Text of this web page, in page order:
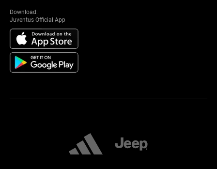
Download:
Juventus Official App